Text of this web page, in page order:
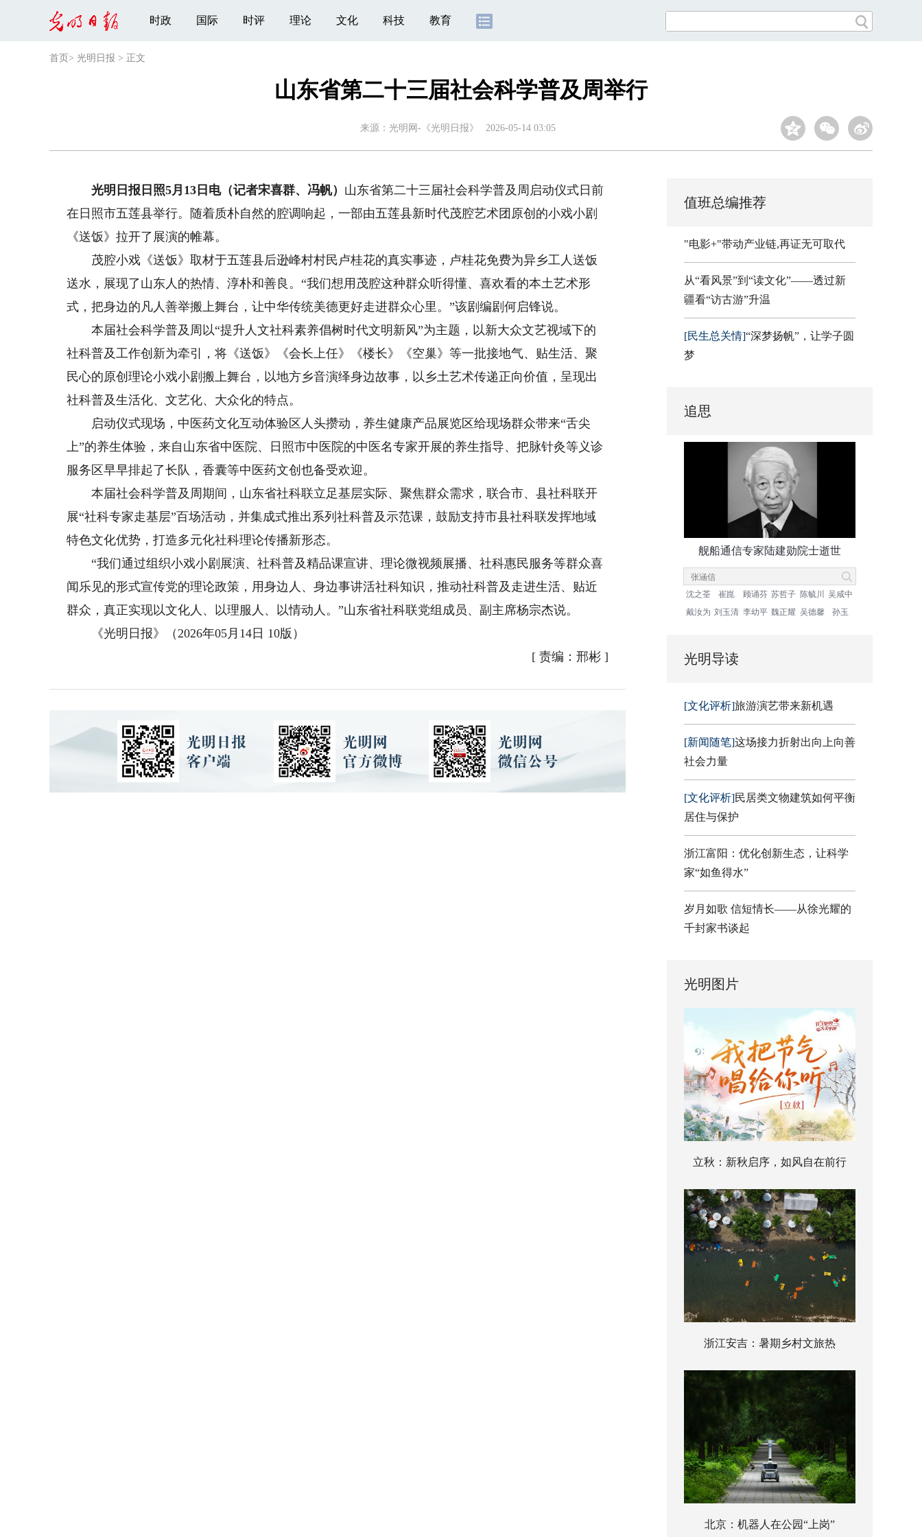
时政 国际 时评 理论 文化 科技 教育
首页 > 光明日报 > 正文
山东省第二十三届社会科学普及周举行
来源： 光明网-《光明日报》 2026-05-14 03:05
光明日报日照5月13日电（记者宋喜群、冯帆） 山东省第二十三届社会科学普及周启动仪式日前
在日照市五莲县举行。随着质朴自然的腔调响起，一部由五莲县新时代茂腔艺术团原创的小戏小剧
《送饭》拉开了展演的帷幕。
茂腔小戏《送饭》取材于五莲县后逊峰村村民卢桂花的真实事迹，卢桂花免费为异乡工人送饭
送水，展现了山东人的热情、淳朴和善良。“我们想用茂腔这种群众听得懂、喜欢看的本土艺术形
式，把身边的凡人善举搬上舞台，让中华传统美德更好走进群众心里。”该剧编剧何启锋说。
本届社会科学普及周以“提升人文社科素养倡树时代文明新风”为主题，以新大众文艺视域下的
社科普及工作创新为牵引，将《送饭》《会长上任》《楼长》《空巢》等一批接地气、贴生活、聚
民心的原创理论小戏小剧搬上舞台，以地方乡音演绎身边故事，以乡土艺术传递正向价值，呈现出
社科普及生活化、文艺化、大众化的特点。
启动仪式现场，中医药文化互动体验区人头攒动，养生健康产品展览区给现场群众带来“舌尖
上”的养生体验，来自山东省中医院、日照市中医院的中医名专家开展的养生指导、把脉针灸等义诊
服务区早早排起了长队，香囊等中医药文创也备受欢迎。
本届社会科学普及周期间，山东省社科联立足基层实际、聚焦群众需求，联合市、县社科联开
展“社科专家走基层”百场活动，并集成式推出系列社科普及示范课，鼓励支持市县社科联发挥地域
特色文化优势，打造多元化社科理论传播新形态。
“我们通过组织小戏小剧展演、社科普及精品课宣讲、理论微视频展播、社科惠民服务等群众喜
闻乐见的形式宣传党的理论政策，用身边人、身边事讲活社科知识，推动社科普及走进生活、贴近
群众，真正实现以文化人、以理服人、以情动人。”山东省社科联党组成员、副主席杨宗杰说。
《光明日报》（2026年05月14日 10版）
[ 责编：邢彬]
值班总编推荐
"电影+"带动产业链,再证无可取代
从“看风景”到“读文化”——透过新
疆看“访古游”升温
[民生总关情]“深梦扬帆”，让学子圆
梦
追思
舰船通信专家陆建勋院士逝世
沈之荃 崔崑 顾诵芬 苏哲子 陈毓川
吴咸中
戴汝为 刘玉清 李幼平 魏正耀 吴德馨 孙玉
光明导读
[文化评析]旅游演艺带来新机遇
[新闻随笔]这场接力折射出向上向善
社会力量
[文化评析]民居类文物建筑如何平衡
居住与保护
浙江富阳：优化创新生态，让科学
家“如鱼得水”
岁月如歌 信短情长——从徐光耀的
千封家书谈起
光明图片
立秋：新秋启序，如风自在前行
浙江安吉：暑期乡村文旅热
北京：机器人在公园“上岗”